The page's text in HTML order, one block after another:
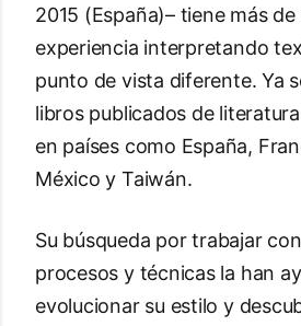
2015 (España)– tiene más de
experiencia interpretando
punto de vista diferente. Ya
libros publicados de
en países como España,
México y Taiwán.
Su búsqueda por trabajar
procesos y técnicas la han
evolucionar su estilo y